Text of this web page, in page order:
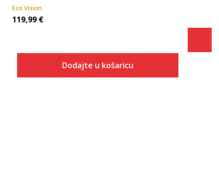
Eco Vision
119,99 €
Dodajte u košaricu